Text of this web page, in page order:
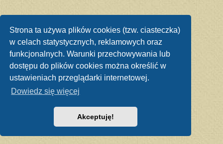
Strona ta używa plików cookies (tzw. ciasteczka)
w celach statystycznych, reklamowych oraz
funkcjonalnych. Warunki przechowywania lub
dostępu do plików cookies można określić w
ustawieniach przeglądarki internetowej.
Dowiedz się więcej
Akceptuję!